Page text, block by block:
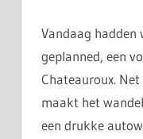
Vandaag hadden
geplanned, een
Chateauroux.
maakt het
een drukke